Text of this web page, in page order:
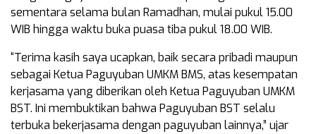
sementara selama bulan Ramadhan, mulai pukul 15.00
WIB hingga waktu buka puasa tiba pukul 18.00 WIB.
“Terima kasih saya ucapkan, baik secara pribadi maupun
sebagai Ketua Paguyuban UMKM BMS, atas kesempatan
kerjasama yang diberikan oleh Ketua Paguyuban UMKM
BST. Ini membuktikan bahwa Paguyuban BST selalu
terbuka bekerjasama dengan paguyuban lainnya,” ujar